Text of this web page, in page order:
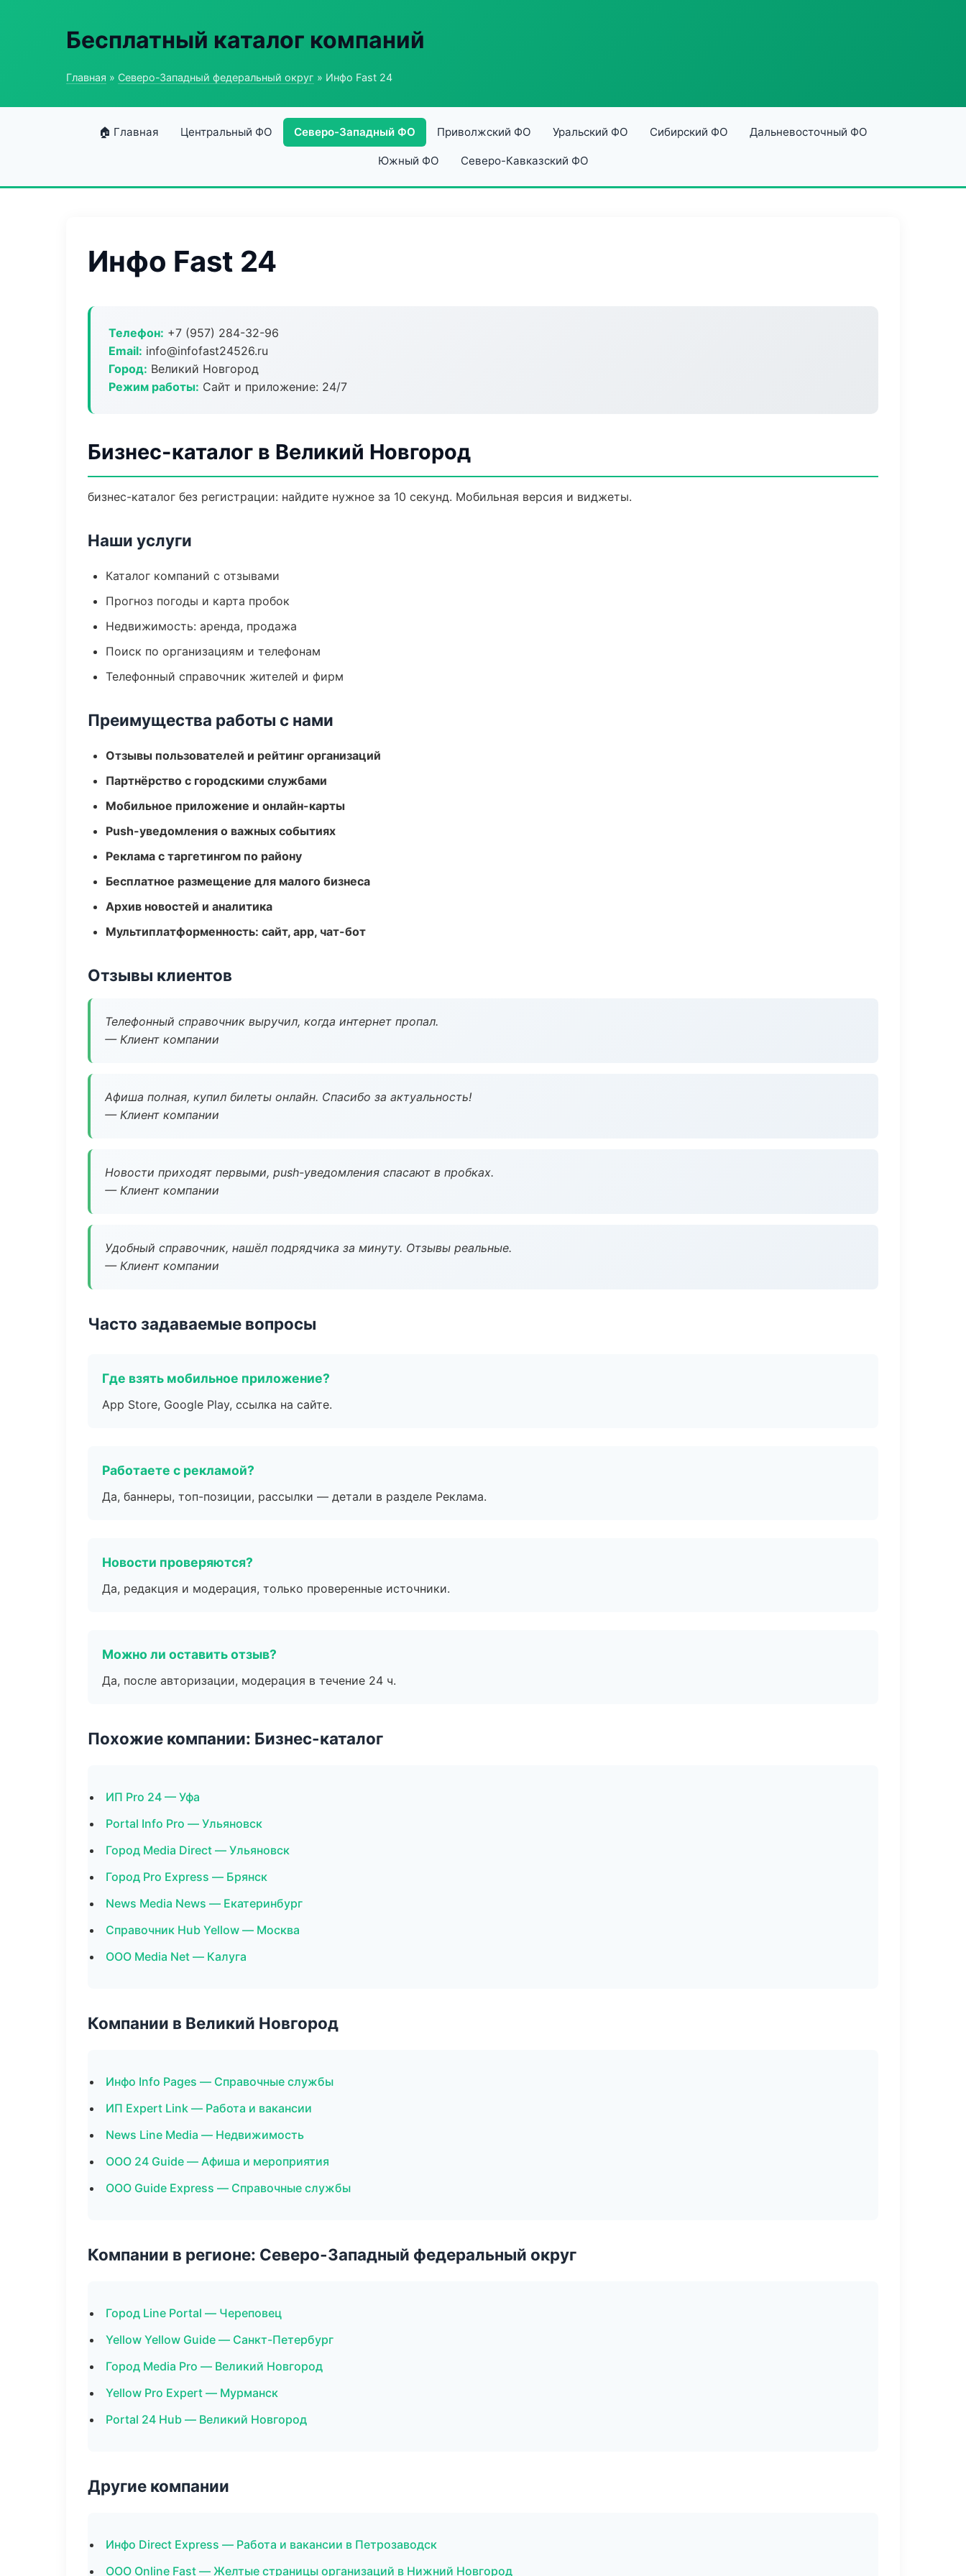
Бесплатный каталог компаний
Главная » Северо-Западный федеральный округ » Инфо Fast 24
🏠 Главная Центральный ФО Северо-Западный ФО Приволжский ФО Уральский ФО Сибирский ФО Дальневосточный ФО
Южный ФО Северо-Кавказский ФО
Инфо Fast 24
Телефон: +7 (957) 284-32-96
Email: info@infofast24526.ru
Город: Великий Новгород
Режим работы: Сайт и приложение: 24/7
Бизнес-каталог в Великий Новгород
бизнес-каталог без регистрации: найдите нужное за 10 секунд. Мобильная версия и виджеты.
Наши услуги
Каталог компаний с отзывами
Прогноз погоды и карта пробок
Недвижимость: аренда, продажа
Поиск по организациям и телефонам
Телефонный справочник жителей и фирм
Преимущества работы с нами
Отзывы пользователей и рейтинг организаций
Партнёрство с городскими службами
Мобильное приложение и онлайн-карты
Push-уведомления о важных событиях
Реклама с таргетингом по району
Бесплатное размещение для малого бизнеса
Архив новостей и аналитика
Мультиплатформенность: сайт, app, чат-бот
Отзывы клиентов
Телефонный справочник выручил, когда интернет пропал.
— Клиент компании
Афиша полная, купил билеты онлайн. Спасибо за актуальность!
— Клиент компании
Новости приходят первыми, push-уведомления спасают в пробках.
— Клиент компании
Удобный справочник, нашёл подрядчика за минуту. Отзывы реальные.
— Клиент компании
Часто задаваемые вопросы
Где взять мобильное приложение?
App Store, Google Play, ссылка на сайте.
Работаете с рекламой?
Да, баннеры, топ-позиции, рассылки — детали в разделе Реклама.
Новости проверяются?
Да, редакция и модерация, только проверенные источники.
Можно ли оставить отзыв?
Да, после авторизации, модерация в течение 24 ч.
Похожие компании: Бизнес-каталог
ИП Pro 24 — Уфа
Portal Info Pro — Ульяновск
Город Media Direct — Ульяновск
Город Pro Express — Брянск
News Media News — Екатеринбург
Справочник Hub Yellow — Москва
ООО Media Net — Калуга
Компании в Великий Новгород
Инфо Info Pages — Справочные службы
ИП Expert Link — Работа и вакансии
News Line Media — Недвижимость
ООО 24 Guide — Афиша и мероприятия
ООО Guide Express — Справочные службы
Компании в регионе: Северо-Западный федеральный округ
Город Line Portal — Череповец
Yellow Yellow Guide — Санкт-Петербург
Город Media Pro — Великий Новгород
Yellow Pro Expert — Мурманск
Portal 24 Hub — Великий Новгород
Другие компании
Инфо Direct Express — Работа и вакансии в Петрозаводск
ООО Online Fast — Желтые страницы организаций в Нижний Новгород